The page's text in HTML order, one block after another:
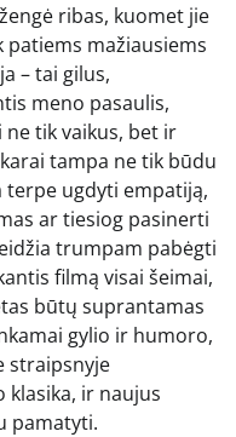
ribas, kuomet jie
mažiausiems
– tai gilus,
meno pasaulis,
tik vaikus, bet ir
tampa ne tik būdu
ugdyti empatiją,
ar tiesiog pasinerti
trumpam pabėgti
filmą visai šeimai,
būtų suprantamas
gylio ir humoro,
straipsnyje
klasika, ir naujus
pamatyti.